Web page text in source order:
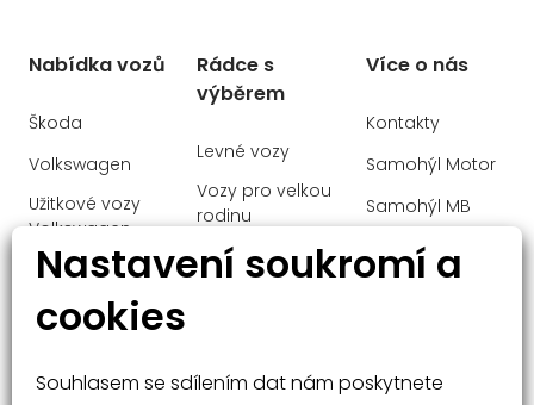
Bezdrátové nabíjení mobilního telefonu
Škoda Connect
Rozpoznání dopravních značek
Nabídka vozů
Škoda
Volkswagen
Užitkové vozy
Volkswagen
Audi
Mercedes-Benz
Rádce s
výběrem
Levné vozy
Vozy pro velkou
rodinu
Manažerské
vozy
SUV
Více o nás
Kontakty
Samohýl Motor
Samohýl MB
Ochrana
osobních údajů
Nastavení soukromí a
cookies
Souhlasem se sdílením dat nám poskytnete